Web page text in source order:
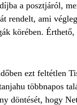
a posztjáról,
rendelt, ami
körében.
ezt feltétlen
többnapos
döntését, hogy